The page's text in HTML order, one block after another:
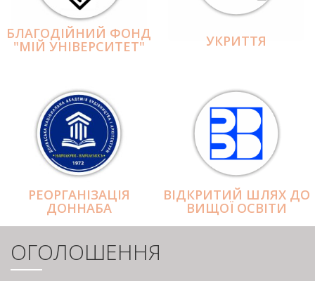
БЛАГОДІЙНИЙ ФОНД
"МІЙ УНІВЕРСИТЕТ" УКРИТТЯ
РЕОРГАНІЗАЦІЯ
ДОННАБА
ВІДКРИТИЙ ШЛЯХ ДО
ВИЩОЇ ОСВІТИ
ОГОЛОШЕННЯ